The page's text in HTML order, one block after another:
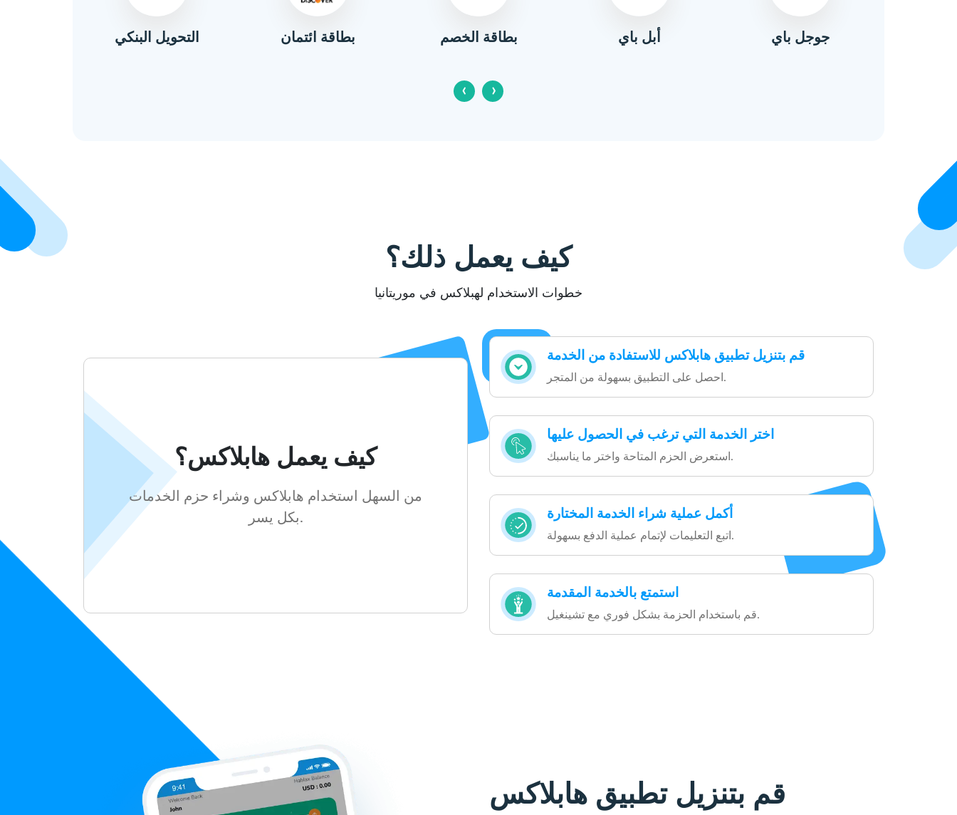
التحويل البنكي بطاقة ائتمان بطاقة الخصم أبل باي جوجل باي
‹ ›
كيف يعمل ذلك؟
خطوات الاستخدام لهبلاكس في موريتانيا
قم بتنزيل تطبيق هابلاكس للاستفادة من الخدمة
احصل على التطبيق بسهولة من المتجر.
اختر الخدمة التي ترغب في الحصول عليها
استعرض الحزم المتاحة واختر ما يناسبك.
أكمل عملية شراء الخدمة المختارة
اتبع التعليمات لإتمام عملية الدفع بسهولة.
استمتع بالخدمة المقدمة
قم باستخدام الحزمة بشكل فوري مع تشينغيل.
كيف يعمل هابلاكس؟
من السهل استخدام هابلاكس وشراء حزم الخدمات
بكل يسر.
قم بتنزيل تطبيق هابلاكس